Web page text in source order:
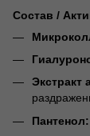
Состав /
Экстракт
Пантенол: